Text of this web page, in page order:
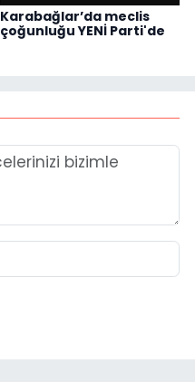
Karabağlar’da meclis
çoğunluğu YENİ Parti'de